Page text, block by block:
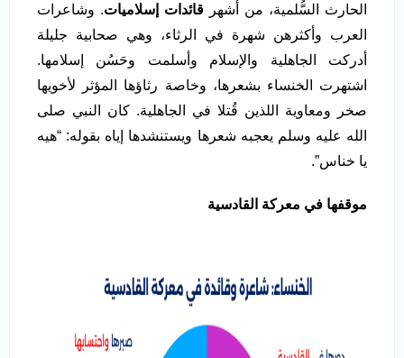
الحارث السُّلمية، من أشهر قائدات إسلاميات. وشاعرات
العرب وأكثرهن شهرة في الرثاء، وهي صحابية جليلة
أدركت الجاهلية والإسلام وأسلمت وحَسُن إسلامها.
اشتهرت الخنساء بشعرها، وخاصة رثاؤها المؤثر لأخويها
صخر ومعاوية اللذين قُتلا في الجاهلية. كان النبي صلى
الله عليه وسلم يعجبه شعرها ويستنشدها إياه بقوله: “هيه
يا خناس”.
موقفها في معركة القادسية